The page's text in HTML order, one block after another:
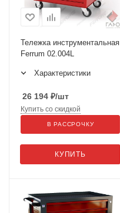
Тележка инструментальная
Ferrum 02.004L
Характеристики
26 194 ₽/шт
КУПИТЬ
Купить со скидкой
В РАССРОЧКУ